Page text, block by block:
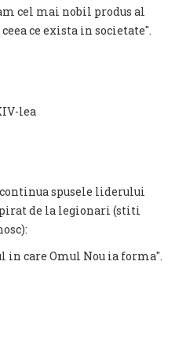
cel mai nobil produs al
ce exista in so­cietate".
continua spusele liderului
de la legionari (stiti
in care Omul Nou ia forma".